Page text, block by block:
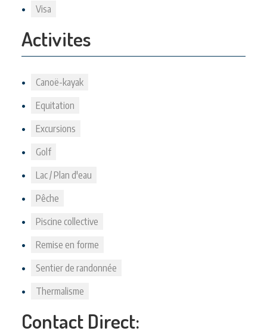
Visa
Activites
Canoë-kayak
Equitation
Excursions
Golf
Lac / Plan d'eau
Pêche
Piscine collective
Remise en forme
Sentier de randonnée
Thermalisme
Contact Direct: